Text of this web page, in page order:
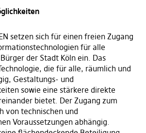
setzen sich für einen freien Zugang
für alle
der Stadt Köln ein. Das
die für alle, räumlich und
Gestaltungs- und
sowie eine stärkere direkte
bietet. Der Zugang zum
von technischen und
Voraussetzungen abhängig.